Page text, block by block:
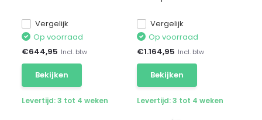
Vergelijk
Op voorraad
€644,95 Incl. btw
Bekijken
Levertijd: 3 tot 4 weken
Vergelijk
Op voorraad
€1.164,95 Incl. btw
Bekijken
Levertijd: 3 tot 4 weken